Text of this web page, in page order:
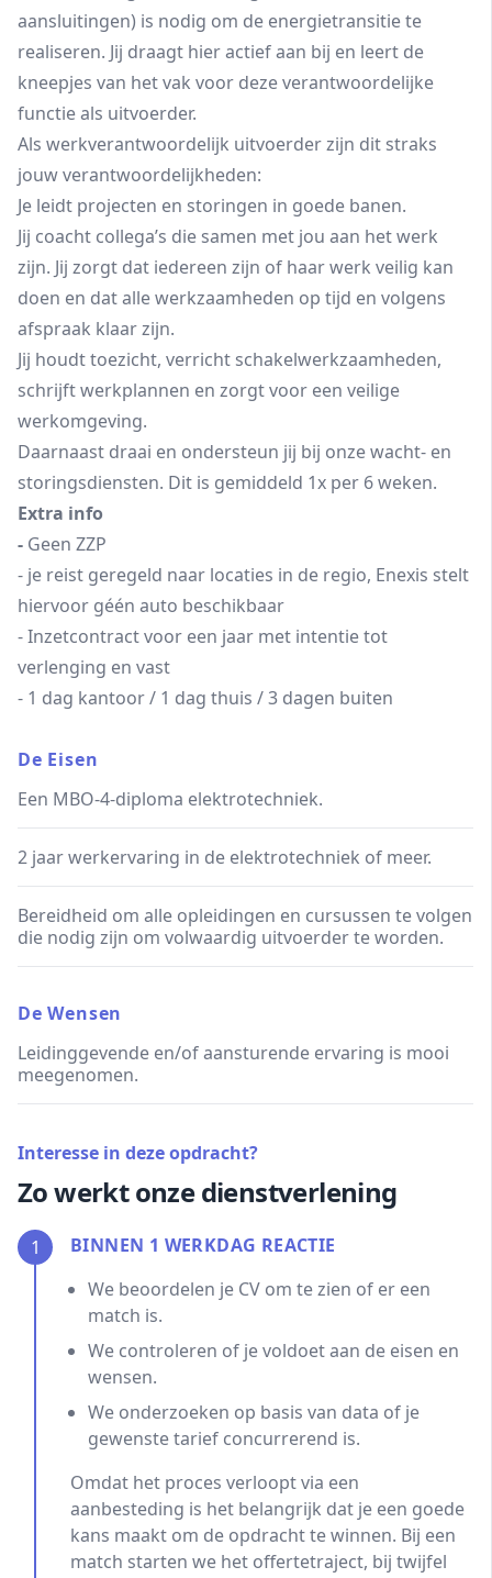
aansluitingen) is nodig om de energietransitie te
realiseren. Jij draagt hier actief aan bij en leert de
kneepjes van het vak voor deze verantwoordelijke
functie als uitvoerder.
Als werkverantwoordelijk uitvoerder zijn dit straks
jouw verantwoordelijkheden:
Je leidt projecten en storingen in goede banen.
Jij coacht collega’s die samen met jou aan het werk
zijn. Jij zorgt dat iedereen zijn of haar werk veilig kan
doen en dat alle werkzaamheden op tijd en volgens
afspraak klaar zijn.
Jij houdt toezicht, verricht schakelwerkzaamheden,
schrijft werkplannen en zorgt voor een veilige
werkomgeving.
Daarnaast draai en ondersteun jij bij onze wacht- en
storingsdiensten. Dit is gemiddeld 1x per 6 weken.
Extra info
- Geen ZZP
- je reist geregeld naar locaties in de regio, Enexis stelt
hiervoor géén auto beschikbaar
- Inzetcontract voor een jaar met intentie tot
verlenging en vast
- 1 dag kantoor / 1 dag thuis / 3 dagen buiten
De Eisen
Een MBO-4-diploma elektrotechniek.
2 jaar werkervaring in de elektrotechniek of meer.
Bereidheid om alle opleidingen en cursussen te volgen
die nodig zijn om volwaardig uitvoerder te worden.
De Wensen
Leidinggevende en/of aansturende ervaring is mooi
meegenomen.
Interesse in deze opdracht?
Zo werkt onze dienstverlening
1
BINNEN 1 WERKDAG REACTIE
We beoordelen je CV om te zien of er een
match is.
We controleren of je voldoet aan de eisen en
wensen.
We onderzoeken op basis van data of je
gewenste tarief concurrerend is.
Omdat het proces verloopt via een
aanbesteding is het belangrijk dat je een goede
kans maakt om de opdracht te winnen. Bij een
match starten we het offertetraject, bij twijfel